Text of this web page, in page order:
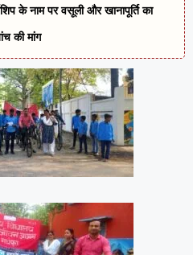
के नाम पर वसूली और खानापूर्ति का
की मांग